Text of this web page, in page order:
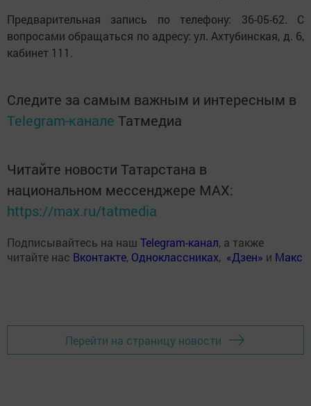
Предварительная запись по телефону: 36-05-62. С
вопросами обращаться по адресу: ул. Ахтубинская, д. 6,
кабинет 111.
Следите за самым важным и интересным в
Telegram-канале Татмедиа
Читайте новости Татарстана в
национальном мессенджере MАХ:
https://max.ru/tatmedia
Подписывайтесь на наш Telegram-канал, а также
читайте нас Вконтакте, Одноклассниках, «Дзен» и Макс
Перейти на страницу новости